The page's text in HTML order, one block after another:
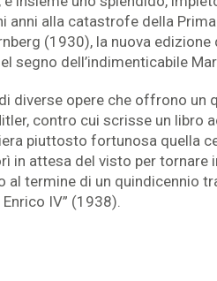
alla catastrofe della
(1930), la nuova
segno dell’indimenticabile
diverse opere che offrono
contro cui scrisse un libro
piuttosto fortunosa quella
attesa del visto per tornare
termine di un quindicennio
IV” (1938).